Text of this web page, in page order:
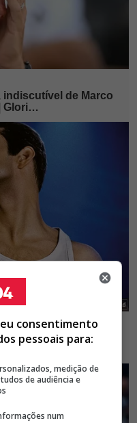
consentimento
pessoais para:
medição de
de audiência e
num